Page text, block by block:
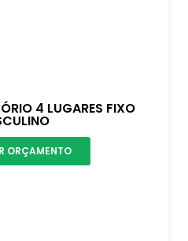
4 LUGARES FIXO
ORÇAMENTO